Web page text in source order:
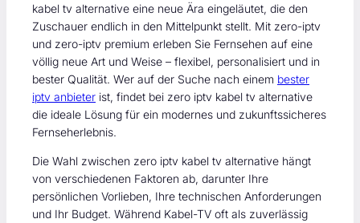
kabel tv alternative eine neue Ära eingeläutet, die den
Zuschauer endlich in den Mittelpunkt stellt. Mit zero-iptv
und zero-iptv premium erleben Sie Fernsehen auf eine
völlig neue Art und Weise – flexibel, personalisiert und in
bester Qualität. Wer auf der Suche nach einem bester
iptv anbieter ist, findet bei zero iptv kabel tv alternative
die ideale Lösung für ein modernes und zukunftssicheres
Fernseherlebnis.
Die Wahl zwischen zero iptv kabel tv alternative hängt
von verschiedenen Faktoren ab, darunter Ihre
persönlichen Vorlieben, Ihre technischen Anforderungen
und Ihr Budget. Während Kabel-TV oft als zuverlässig